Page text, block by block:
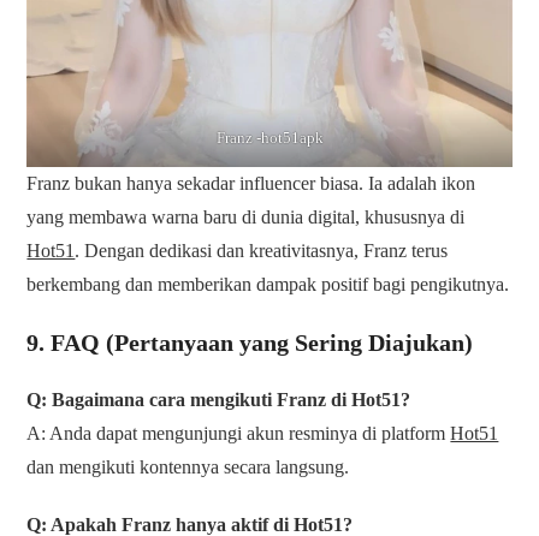
Franz -hot51apk
Franz bukan hanya sekadar influencer biasa. Ia adalah ikon
yang membawa warna baru di dunia digital, khususnya di
Hot51 . Dengan dedikasi dan kreativitasnya, Franz terus
berkembang dan memberikan dampak positif bagi pengikutnya.
9. FAQ (Pertanyaan yang Sering Diajukan)
Q: Bagaimana cara mengikuti Franz di Hot51?
A: Anda dapat mengunjungi akun resminya di platformHot51
dan mengikuti kontennya secara langsung.
Q: Apakah Franz hanya aktif di Hot51?